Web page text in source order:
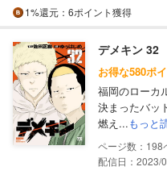
1%還元 ：6ポイント獲得
デメキン 32
お得な580ポ
福岡のローカ
決まったバッ
燃え...もっと
198
配信日：2023/